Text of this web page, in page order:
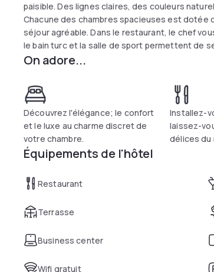
paisible. Des lignes claires, des couleurs
Chacune des chambres spacieuses est dotée
séjour agréable. Dans le restaurant, le chef
le bain turc et la salle de sport permettent de
On adore...
Découvrez l'élégance; le confort
et le luxe au charme discret de
votre chambre.
Installez-
laissez-
délices du
Équipements de l'hôtel
Restaurant
Terrasse
Business center
Wifi gratuit